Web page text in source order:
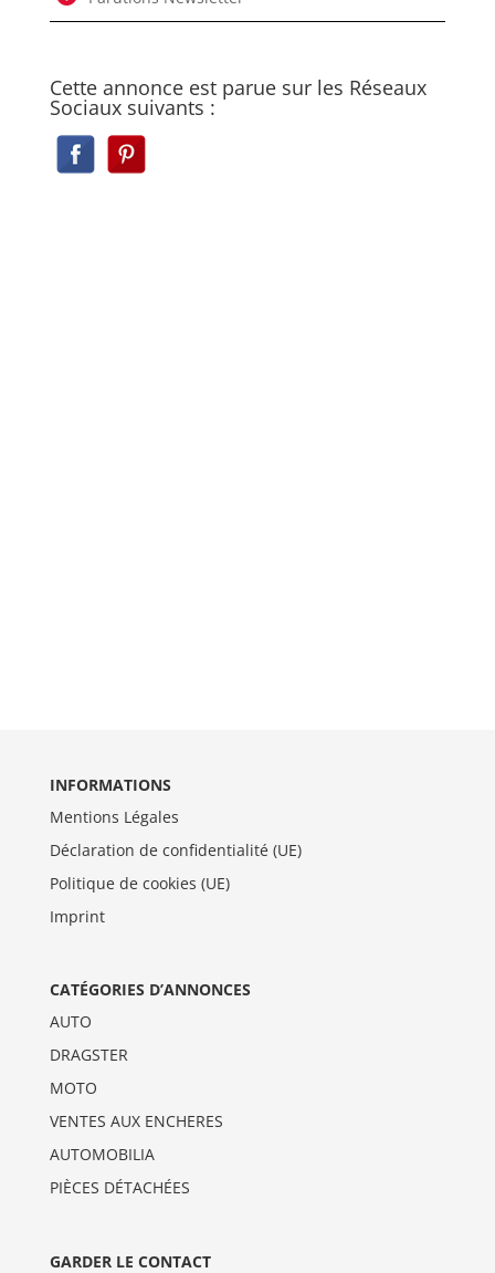
Cette annonce est parue sur les Réseaux
Sociaux suivants :
INFORMATIONS
Mentions Légales
Déclaration de confidentialité (UE)
Politique de cookies (UE)
Imprint
CATÉGORIES D’ANNONCES
AUTO
DRAGSTER
MOTO
VENTES AUX ENCHERES
AUTOMOBILIA
PIÈCES DÉTACHÉES
GARDER LE CONTACT